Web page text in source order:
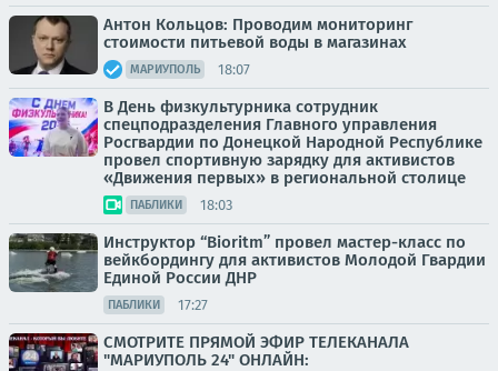
Антон Кольцов: Проводим мониторинг
стоимости питьевой воды в магазинах
МАРИУПОЛЬ 18:07
В День физкультурника сотрудник
спецподразделения Главного управления
Росгвардии по Донецкой Народной Республике
провел спортивную зарядку для активистов
«Движения первых» в региональной столице
ПАБЛИКИ 18:03
Инструктор “Bioritm” провел мастер-класс по
вейкбордингу для активистов Молодой Гвардии
Единой России ДНР
ПАБЛИКИ 17:27
СМОТРИТЕ ПРЯМОЙ ЭФИР ТЕЛЕКАНАЛА
"МАРИУПОЛЬ 24" ОНЛАЙН: